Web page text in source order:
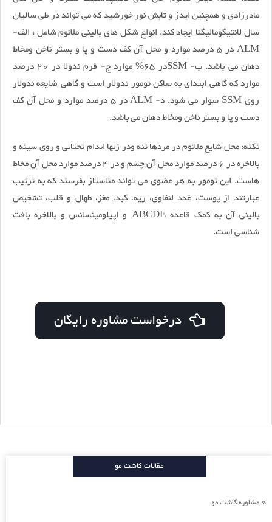
مادرزادی و همچنین ایدز و تابش نور خورشید که می تواند در طی سالیان
سال لانتیگومالیگنا ایجاد کند. انواع شکل های بالینی ملانوم شامل : الف-
ALM در 5 درصد موارد و محل آن کف دست و پا و بستر ناخن ومخاط
دهان می باشد. ب- SSMدر 65% موارد ج- فرم ندولا در 20 درصد
موارد که گاهی ابتدای به ساکن تومور ندولار است و گاهی ضایعه ندولار
روی SSM سوار می شود. د- ALM در 5 درصد موارد و محل آن کف
دست و پا و بستر ناخن ومخاط دهان می باشد.
نکته: محل شایع ملانوم در مردها تنه ودر زنها اندام تحتانی و روی سینه و
بالاخره در 6 درصد موارد محل آن چشم و در 4 درصد موارد محل آن مخاط
هاست. این تومور به هر عضوی می تواند متاستاز بفرستد که به ترتیب
عبارتند از پوست، غدد لنفاوی، ریه، کبد، مغز، طهال و قلب، تشخیص
بالینی آن به کمک قاعده ABCDE و اپیلومینسانس و بالاخره بافت
شناسی است.
درخواست مشاوره رایگان
مقالات کاشت مو
» مشاوره کاشت مو